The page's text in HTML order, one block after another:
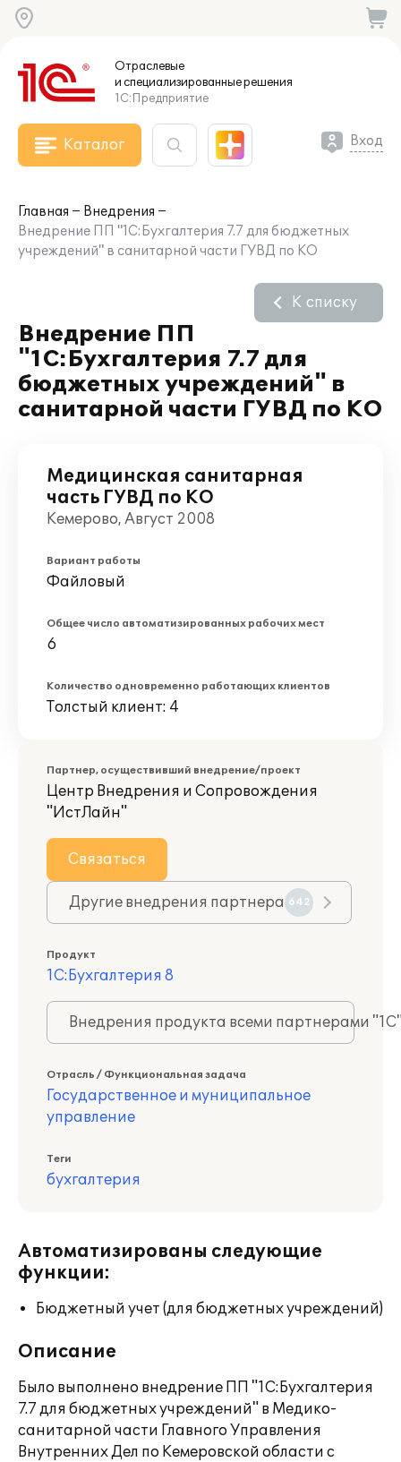
Отраслевые
и специализированныерешения
1С:Предприятие
Каталог Вход
Главная
Внедрения
Внедрение ПП "1С:Бухгалтерия 7.7 для бюджетных
учреждений" в санитарной части ГУВД по КО
Внедрение ПП
"1С:Бухгалтерия 7.7 для
бюджетных учреждений" в
санитарной части ГУВД по КО
К списку
Медицинская санитарная
часть ГУВД по КО
Кемерово, Август 2008
Вариант работы
Файловый
Общее число автоматизированных рабочих мест
6
Количество одновременно работающих клиентов
Толстый клиент: 4
Партнер, осуществивший внедрение/проект
Центр Внедрения и Сопровождения
"ИстЛайн"
Связаться
Другие внедрения партнера 642
Продукт
1С:Бухгалтерия 8
Внедрения продукта всеми партнерами
Отрасль / Функциональная задача
Государственное и муниципальное
управление
Теги
бухгалтерия
Автоматизированы следующие
функции:
Бюджетный учет (для бюджетных учреждений)
Описание
Было выполнено внедрение ПП "1С:Бухгалтерия
7.7 для бюджетных учреждений" в Медико-
санитарной части Главного Управления
Внутренних Дел по Кемеровской области с